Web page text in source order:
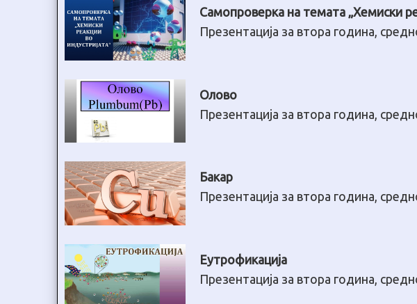
Самопроверка на темата „Хемиски
Презентација за втора година,
Олово
Презентација за втора година,
Бакар
Презентација за втора година,
Еутрофикација
Презентација за втора година,